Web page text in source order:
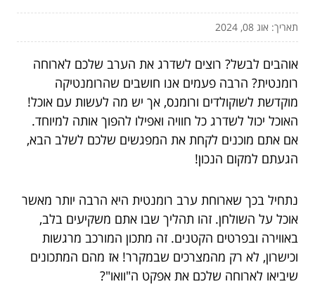
תאריך: אוג 08, 2024
אוהבים לבשל? רוצים לשדרג את הערב שלכם לארוחה
רומנטית? הרבה פעמים אנו חושבים שהרומנטיקה
מוקדשת לשוקולדים ורומנס, אך יש מה לעשות עם אוכל!
האוכל יכול לשדרג כל חוויה ואפילו להפוך אותה למיוחד.
אם אתם מוכנים לקחת את המפגשים שלכם לשלב הבא,
הגעתם למקום הנכון!
נתחיל בכך שארוחת ערב רומנטית היא הרבה יותר מאשר
אוכל על השולחן. זהו תהליך שבו אתם משקיעים בלב,
באווירה ובפרטים הקטנים. זה מתכון המורכב מרגשות
וכישרון, לא רק מהמצרכים שבמקרר! אז מהם המתכונים
שיביאו לארוחה שלכם את אפקט ה"וואו"?